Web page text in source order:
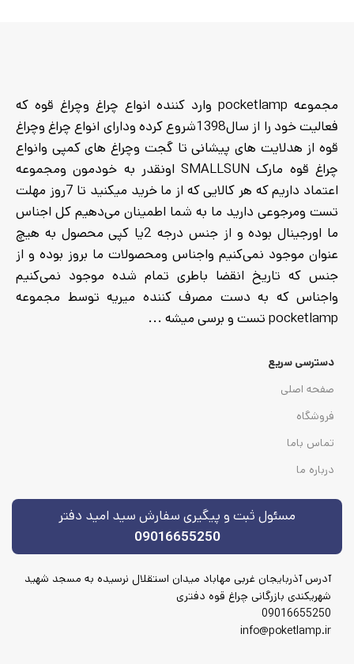
مجموعه pocketlamp وارد کننده انواع چراغ وچراغ قوه که
فعالیت خود را از سال1398شروع کرده ودارای انواع چراغ وچراغ
قوه از هدلایت های پیشانی تا گجت وچراغ های کمپی وانواع
چراغ قوه مارک SMALLSUN اونقدر به خودمون ومجموعه
اعتماد داریم که هر کالایی که از ما خرید میکنید تا 7روز مهلت
تست ومرجوعی دارید ما به شما اطمینان می‌دهیم کل اجناس
ما اورجینال بوده و از جنس درجه 2یا کپی محصول به هیچ
عنوان موجود نمی‌کنیم واجناس ومحصولات ما بروز بوده و از
جنس که تاریخ انقضا باطری تمام شده موجود نمی‌کنیم
واجناس که به دست مصرف کننده میریه توسط مجموعه
pocketlamp تست و برسی میشه ...
دسترسی سریع
صفحه اصلی
فروشگاه
تماس باما
درباره ما
مسئول ثبت و پیگیری سفارش سید امید دفتر
09016655250
آدرس آذربایجان غربی مهاباد میدان استقلال نرسیده به مسجد شهید
شهریکندی بازرگانی چراغ قوه دفتری
09016655250
info@poketlamp.ir